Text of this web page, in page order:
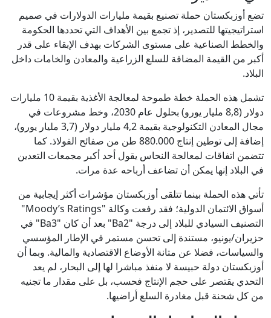
تضع أوزبكستان حملة تصنيع بقيمة مليارات الدولارات في صميم
استراتيجيتها للتصدير، إذ تجمع بين الأهداف التي تحددها الحكومة
والخطط الصناعية على مستوى الشركات بهدف الإبقاء على قدر
أكبر من القيمة المضافة للسلع الزراعية والمعادن والخامات داخل
البلاد.
تشمل هذه الحملة خطة طموحة لمعالجة الأغذية بقيمة 10 مليارات
دولار (8,8 مليار يورو) بحلول عام 2030، وخط مشروعات في
مجال المعادن التكنولوجية بقيمة 4,2 مليار دولار (3,7 مليار يورو)،
إضافة إلى توطين إنتاج 880.000 طن من صفائح الفولاذ. كما
تتضمن اتفاقات لمعالجة النحاس يقول أحد أكبر مجمعات التعدين
في البلاد إنها يمكن أن تضاعف أرباحه عدة مرات.
تأتي هذه الحملة بينما تتلقى أوزبكستان مؤشرات أكثر إيجابية من
أسواق الائتمان الدولية؛ فقد رفعت وكالة "Moody’s Ratings"
التصنيف السيادي للبلاد إلى درجة "Ba2" بعد أن كان "Ba3" في
حزيران/يونيو، مستندة إلى تحسن مستمر في الإطار المؤسسي
والسياسات، فضلا عن متانة الأوضاع الاقتصادية والمالية. وبما أن
أوزبكستان دولة حبيسة لا منفذ مباشرا لها إلى البحار، لم يعد
التحدي يقتصر على حجم الإنتاج فحسب، بل على مقدار ما تجنيه
من كل شحنة قبل مغادرة السلع أراضيها.